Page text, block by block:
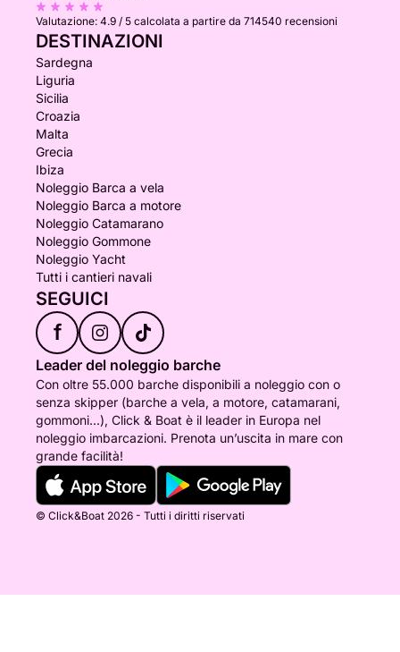
Valutazione: 4.9 / 5 calcolata a partire da 714540 recensioni
DESTINAZIONI
Sardegna
Liguria
Sicilia
Croazia
Malta
Grecia
Ibiza
Noleggio Barca a vela
Noleggio Barca a motore
Noleggio Catamarano
Noleggio Gommone
Noleggio Yacht
Tutti i cantieri navali
SEGUICI
f
Leader del noleggio barche
Con oltre 55.000 barche disponibili a noleggio con o
senza skipper (barche a vela, a motore, catamarani,
gommoni...), Click & Boat è il leader in Europa nel
noleggio imbarcazioni. Prenota un’uscita in mare con
grande facilità!
© Click&Boat 2026 - Tutti i diritti riservati